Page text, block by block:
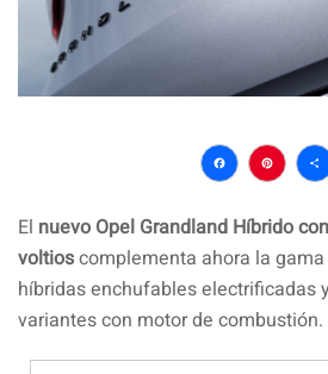
El nuevo Opel Grandland Híbrido
voltioscomplementa ahora la
híbridas enchufables electrificadas
variantes con motor de combustión.